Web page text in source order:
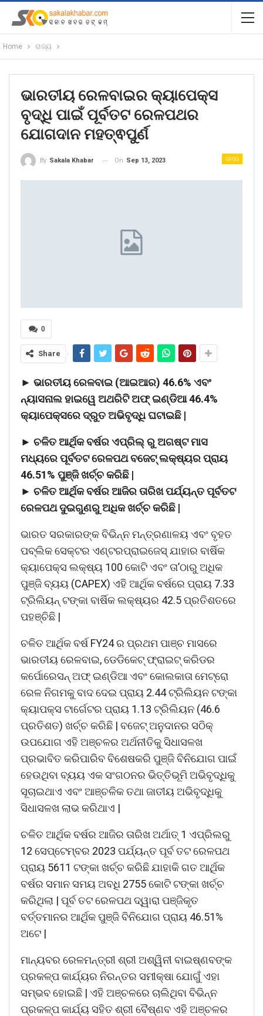
Home ରାଜ୍ୟ
ଭାରତୀୟ ରେଳବାଇର କ୍ୟାପେକ୍ସ
ବୃଦ୍ଧି ପାଇଁ ପୂର୍ବତଟ ରେଳପଥର
ଯୋଗଦାନ ମହତ୍ଵପୁର୍ଣ
ରାଜ୍ୟ
By Sakala Khabar On Sep 13, 2023
0
Share
► ଭାରତୀୟ ରେଳବାଇ (ଆଇଆର) 46.6% ଏବଂ
ନ୍ୟାସନାଲ ହାଇୱେ ଅଥରିଟି ଅଫ୍ ଇଣ୍ଡିଆ 46.4%
କ୍ୟାପେକ୍ସରେ ଦ୍ରୁତ ଅଭିବୃଦ୍ଧି ଘଟାଇଛି |
► ଚଳିତ ଆର୍ଥିକ ବର୍ଷର ଏପ୍ରିଲ୍ ରୁ ଅଗଷ୍ଟ ମାସ
ମଧ୍ୟରେ ପୂର୍ବତଟ ରେଳପଥ ବଜେଟ୍ ଲକ୍ଷ୍ୟର ପ୍ରାୟ
46.51% ପୁଞ୍ଜି ଖର୍ଚ୍ଚ କରିଛି |
► ଚଳିତ ଆର୍ଥିକ ବର୍ଷର ଆଜିର ତାରିଖ ପର୍ଯ୍ୟନ୍ତ ପୂର୍ବତଟ
ରେଳପଥ ଦୁଇଗୁଣରୁ ଅଧିକ ଖର୍ଚ୍ଚ କରିଛି |
ଭାରତ ସରକାରଙ୍କ ବିଭିନ୍ନ ମନ୍ତ୍ରଣାଳୟ ଏବଂ ବୃହତ
ପବ୍ଲିକ ସେକ୍ଟର ଏଣ୍ଟରପ୍ରାଇଜେସ୍ ଯାହାର ବାର୍ଷିକ
କ୍ୟାପେକ୍ସ ଲକ୍ଷ୍ୟ 100 କୋଟି ଏବଂ ତା’ଠାରୁ ଅଧିକ
ପୁଞ୍ଜି ବ୍ୟୟ (CAPEX) ଏହି ଆର୍ଥିକ ବର୍ଷରେ ପ୍ରାୟ 7.33
ଟ୍ରିଲିୟନ୍ ଟଙ୍କା ବାର୍ଷିକ ଲକ୍ଷ୍ୟର 42.5 ପ୍ରତିଶତରେ
ପହଞ୍ଚିଛି |
ଚଳିତ ଆର୍ଥିକ ବର୍ଷ FY24 ର ପ୍ରଥମ ପାଞ୍ଚ ମାସରେ
ଭାରତୀୟ ରେଳବାଇ, ଡେଡିକେଟ୍ ଫ୍ରାଇଟ୍ କରିଡର
କର୍ପୋରେସନ୍ ଅଫ୍ ଇଣ୍ଡିଆ ଏବଂ କୋଲକାତା ମେଟ୍ରୋ
ରେଳ ନିଗମକୁ ବାଦ ଦେଇ ପ୍ରାୟ 2.44 ଟ୍ରିଲିୟନ ଟଙ୍କା
କ୍ୟାପକ୍ସ ଟାର୍ଗେଟର ପ୍ରାୟ 1.13 ଟ୍ରିଲିୟନ (46.6
ପ୍ରତିଶତ) ଖର୍ଚ୍ଚ କରିଛି | ବଜେଟ୍ ଅନୁଦାନର ସଠିକ୍
ଉପଯୋଗ ଏହି ଅଞ୍ଚଳର ଅର୍ଥନୀତିକୁ ସିଧାସଳଖ
ପ୍ରଭାବିତ କରିପାରିବ ବିଶେଷକରି ପୁଞ୍ଜି ବିନିଯୋଗ ପାଇଁ
ହେଉଥିବା ବ୍ୟୟ ଏକ ସଂଗଠନର ଭିତ୍ତିଭୂମି ଅଭିବୃଦ୍ଧିକୁ
ସୂଚାଇଥାଏ ଏବଂ ଆଞ୍ଚଳିକ ତଥା ଜାତୀୟ ଅଭିବୃଦ୍ଧିକୁ
ସିଧାସଳଖ ଲାଭ କରିଥାଏ |
ଚଳିତ ଆର୍ଥିକ ବର୍ଷର ଆଜିର ତାରିଖ ଅର୍ଥାତ୍ 1 ଏପ୍ରିଲରୁ
12 ସେପ୍ଟେମ୍ବର 2023 ପର୍ଯ୍ୟନ୍ତ ପୂର୍ବ ତଟ ରେଳପଥ
ପ୍ରାୟ 5611 ଟଙ୍କା ଖର୍ଚ୍ଚ କରିଛି ଯାହାକି ଗତ ଆର୍ଥିକ
ବର୍ଷର ସମାନ ସମୟ ଅବଧି 2755 କୋଟି ଟଙ୍କା ଖର୍ଚ୍ଚ
କରିଥିଲା | ପୂର୍ବ ତଟ ରେଳପଥ ଦ୍ୱାରା ପଞ୍ଜିକୃତ
ବର୍ତ୍ତମାନର ଆର୍ଥିକ ପୁଞ୍ଜି ବିନିଯୋଗ ପ୍ରାୟ 46.51%
ଅଟେ |
ମାନ୍ୟବର ରେଳମନ୍ତ୍ରୀ ଶ୍ରୀ ଅଶ୍ୱିନୀ ବାଇଷ୍ଣବଙ୍କ
ପ୍ରକଳ୍ପ କାର୍ଯ୍ୟର ନିରନ୍ତର ସମୀକ୍ଷା ଯୋଗୁଁ ଏହା
ସମ୍ଭବ ହୋଇଛି | ଏହି ଅଞ୍ଚଳରେ ଚାଲିଥିବା ବିଭିନ୍ନ
ପ୍ରକଳ୍ପ କାର୍ଯ୍ୟ ସହିତ ଶ୍ରୀ ବୈଷ୍ଣବ ଏହି ଅଞ୍ଚଳର